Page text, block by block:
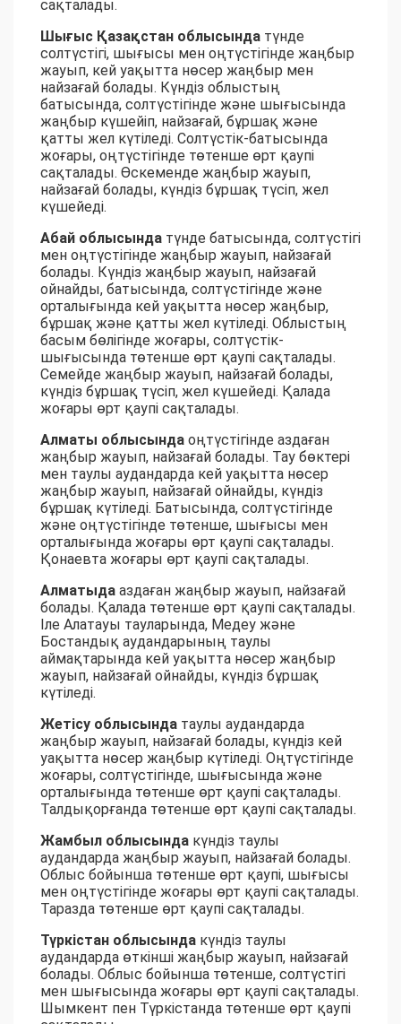
сақталады.
Шығыс Қазақстан облысында түнде
солтүстігі, шығысы мен оңтүстігінде жаңбыр
жауып, кей уақытта нөсер жаңбыр мен
найзағай болады. Күндіз облыстың
батысында, солтүстігінде және шығысында
жаңбыр күшейіп, найзағай, бұршақ және
қатты жел күтіледі. Солтүстік-батысында
жоғары, оңтүстігінде төтенше өрт қаупі
сақталады. Өскеменде жаңбыр жауып,
найзағай болады, күндіз бұршақ түсіп, жел
күшейеді.
Абай облысында түнде батысында, солтүстігі
мен оңтүстігінде жаңбыр жауып, найзағай
болады. Күндіз жаңбыр жауып, найзағай
ойнайды, батысында, солтүстігінде және
орталығында кей уақытта нөсер жаңбыр,
бұршақ және қатты жел күтіледі. Облыстың
басым бөлігінде жоғары, солтүстік-
шығысында төтенше өрт қаупі сақталады.
Семейде жаңбыр жауып, найзағай болады,
күндіз бұршақ түсіп, жел күшейеді. Қалада
жоғары өрт қаупі сақталады.
Алматы облысында оңтүстігінде аздаған
жаңбыр жауып, найзағай болады. Тау бөктері
мен таулы аудандарда кей уақытта нөсер
жаңбыр жауып, найзағай ойнайды, күндіз
бұршақ күтіледі. Батысында, солтүстігінде
және оңтүстігінде төтенше, шығысы мен
орталығында жоғары өрт қаупі сақталады.
Қонаевта жоғары өрт қаупі сақталады.
Алматыда аздаған жаңбыр жауып, найзағай
болады. Қалада төтенше өрт қаупі сақталады.
Іле Алатауы тауларында, Медеу және
Бостандық аудандарының таулы
аймақтарында кей уақытта нөсер жаңбыр
жауып, найзағай ойнайды, күндіз бұршақ
күтіледі.
Жетісу облысында таулы аудандарда
жаңбыр жауып, найзағай болады, күндіз кей
уақытта нөсер жаңбыр күтіледі. Оңтүстігінде
жоғары, солтүстігінде, шығысында және
орталығында төтенше өрт қаупі сақталады.
Талдықорғанда төтенше өрт қаупі сақталады.
Жамбыл облысында күндіз таулы
аудандарда жаңбыр жауып, найзағай болады.
Облыс бойынша төтенше өрт қаупі, шығысы
мен оңтүстігінде жоғары өрт қаупі сақталады.
Таразда төтенше өрт қаупі сақталады.
Түркістан облысында күндіз таулы
аудандарда өткінші жаңбыр жауып, найзағай
болады. Облыс бойынша төтенше, солтүстігі
мен шығысында жоғары өрт қаупі сақталады.
Шымкент пен Түркістанда төтенше өрт қаупі